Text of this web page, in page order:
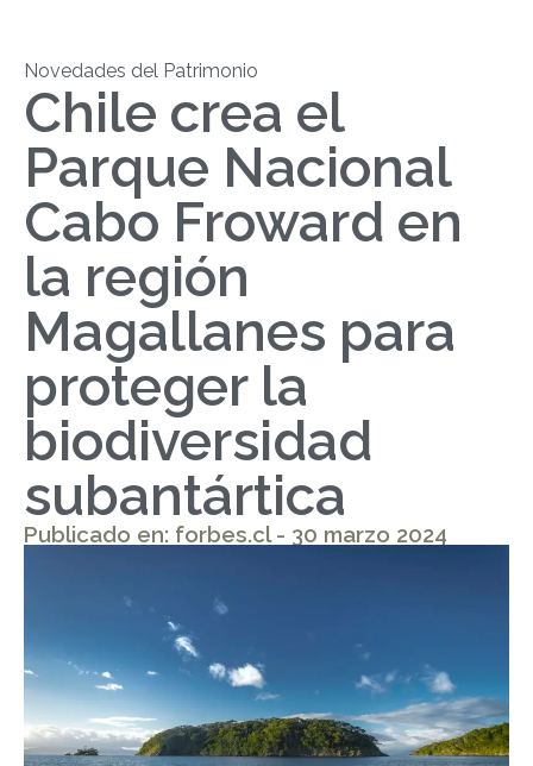
Novedades del Patrimonio
Chile crea el
Parque Nacional
Cabo Froward en
la región
Magallanes para
proteger la
biodiversidad
subantártica
Publicado en: forbes.cl - 30 marzo 2024